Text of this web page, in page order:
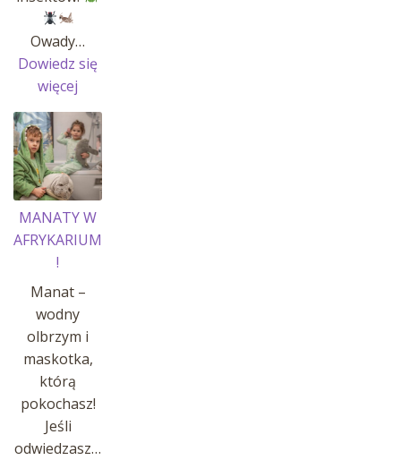
Owady…
Dowiedz się
więcej
OWADY
I
INSEKTY
MANATY W
AFRYKARIUM
!
Manat –
wodny
olbrzym i
maskotka,
którą
pokochasz!
Jeśli
odwiedzasz…